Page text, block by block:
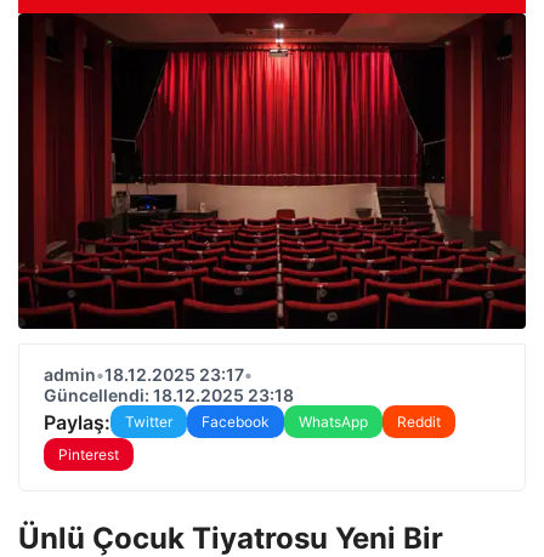
admin•18.12.2025 23:17•
Güncellendi: 18.12.2025 23:18
Paylaş: Twitter Facebook WhatsApp
Reddit
Pinterest
Ünlü Çocuk Tiyatrosu Yeni Bir